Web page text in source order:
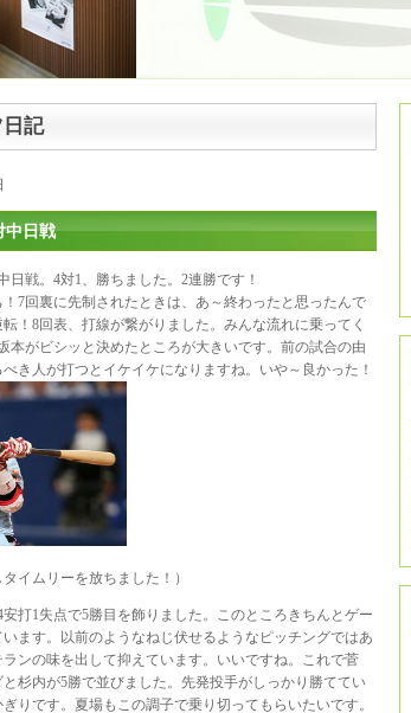
記
日戦
戦。4対1、勝ちました。2連勝です！
！7回裏に先制されたときは、あ～終わったと思ったんで
！8回表、打線が繋がりました。みんな流れに乗ってく
本がビシッと決めたところが大きいです。前の試合の由
き人が打つとイケイケになりますね。いや～良かった！
タイムリーを放ちました！）
安打1失点で5勝目を飾りました。このところきちんとゲー
ます。以前のようなねじ伏せるようなピッチングではあ
ランの味を出して抑えています。いいですね。これで菅
杉内が5勝で並びました。先発投手がしっかり勝ててい
りです。夏場もこの調子で乗り切ってもらいたいです。